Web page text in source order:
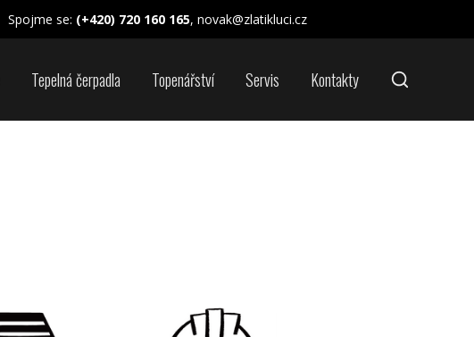
Spojme se: (+420) 720 160 165, novak@zlatikluci.cz
Tepelná čerpadla Topenářství Servis Kontakty